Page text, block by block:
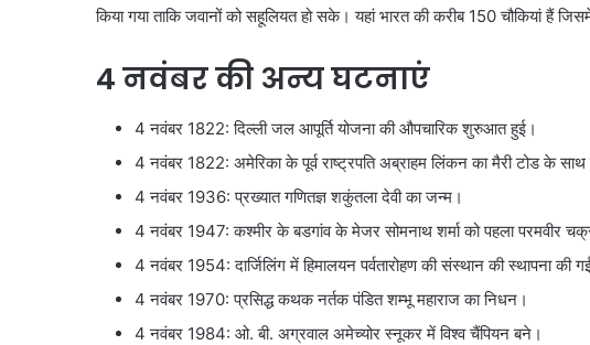
किया गया ताकि जवानों को सहूलियत हो सके। यहां भारत की करीब 150 चौकियां हैं
4 नवंबर की अन्य घटनाएं
4 नवंबर 1822: दिल्ली जल आपूर्ति योजना की औपचारिक शुरुआत हुई।
4 नवंबर 1822: अमेरिका के पूर्व राष्ट्रपति अब्राहम लिंकन का मैरी टोड के साथ
4 नवंबर 1936: प्रख्यात गणितज्ञ शकुंतला देवी का जन्म।
4 नवंबर 1947: कश्मीर के बडगांव के मेजर सोमनाथ शर्मा को पहला परमवीर चक्र
4 नवंबर 1954: दार्जिलिंग में हिमालयन पर्वतारोहण की संस्थान की स्थापना की
4 नवंबर 1970: प्रसिद्ध कथक नर्तक पंडित शम्भू महाराज का निधन।
4 नवंबर 1984: ओ. बी. अग्रवाल अमेच्योर स्नूकर में विश्व चैंपियन बने।